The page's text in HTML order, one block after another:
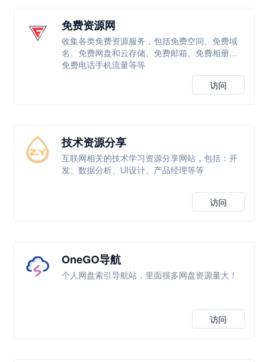
免费资源网
收集各类免费资源服务，包括免费空间、免费域
名、免费网盘和云存储、免费邮箱、免费相册，
免费电话手机流量等等
访问
技术资源分享
互联网相关的技术学习资源分享网站，包括：开
发、数据分析、UI设计、产品经理等等
访问
OneGO导航
个人网盘索引导航站，里面很多网盘资源量大！
访问